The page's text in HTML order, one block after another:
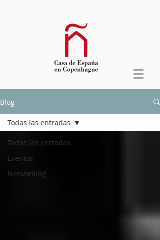
Blog
Todas las entradas
Eventos
Networking
Todas las entradas